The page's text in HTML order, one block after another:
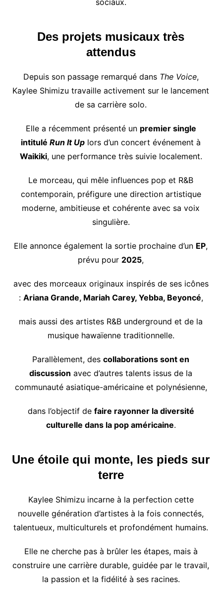
Des projets musicaux très
attendus
Depuis son passage remarqué dans The Voice,
Kaylee Shimizu travaille activement sur le lancement
de sa carrière solo.
Elle a récemment présenté un premier single
intituléRun It Up lors d’un concert événement à
Waikiki, une performance très suivie localement.
Le morceau, qui mêle influences pop et R&B
contemporain, préfigure une direction artistique
moderne, ambitieuse et cohérente avec sa voix
singulière.
Elle annonce également la sortie prochaine d’un EP,
prévu pour 2025,
avec des morceaux originaux inspirés de ses icônes
: Ariana Grande, Mariah Carey, Yebba, Beyoncé,
mais aussi des artistes R&B underground et de la
musique hawaïenne traditionnelle.
Parallèlement, descollaborations sont en
discussion avec d’autres talents issus de la
communauté asiatique-américaine et polynésienne,
dans l’objectif de faire rayonner la diversité
culturelle dans la pop américaine.
Une étoile qui monte, les pieds sur
terre
Kaylee Shimizu incarne à la perfection cette
nouvelle génération d’artistes à la fois connectés,
talentueux, multiculturels et profondément humains.
Elle ne cherche pas à brûler les étapes, mais à
construire une carrière durable, guidée par le travail,
la passion et la fidélité à ses racines.